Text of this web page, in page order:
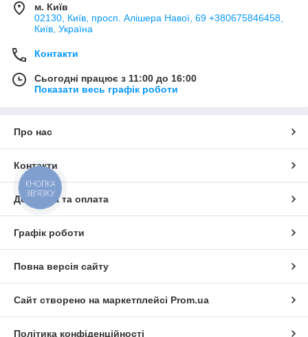
м. Київ
02130, Київ, просп. Алішера Навої, 69 +380675846458,
Київ, Україна
Контакти
Сьогодні працює з 11:00 до 16:00
Показати весь графік роботи
Про нас
Контакти
Доставка та оплата
Графік роботи
Повна версія сайту
Сайт створено на маркетплейсі Prom.ua
Політика конфіденційності
КНОПКА
ЗВ'ЯЗКУ